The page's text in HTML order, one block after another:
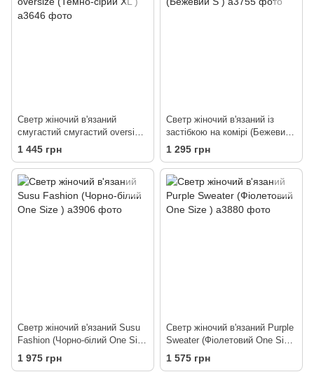
Светр жіночий в'язаний
смугастий смугастий oversize
(Темно-сірий XL )
1 445 грн
Светр жіночий в'язаний із
застібкою на комірі (Бежевий
S )
1 295 грн
Светр жіночий в'язаний Susu
Fashion (Чорно-білий One Size
)1 975 грн
Светр жіночий в'язаний Purple
Sweater (Фіолетовий One Size
)1 575 грн